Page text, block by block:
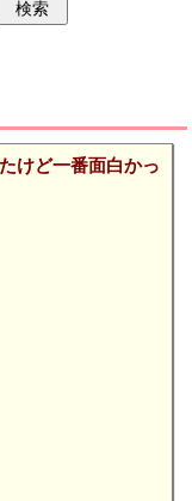
けど一番面白かっ